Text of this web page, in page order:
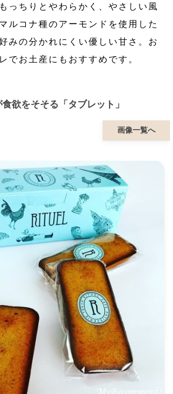
っちりとやわらかく、やさしい風
ルコナ種のアーモンドを使用した
みの分かれにくい優しい甘さ。お
でお土産にもおすすめです。
欲をそそる「タブレット」
画像一覧へ